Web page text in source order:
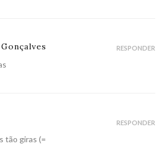
RESPONDER
tão giras (=
RESPONDER